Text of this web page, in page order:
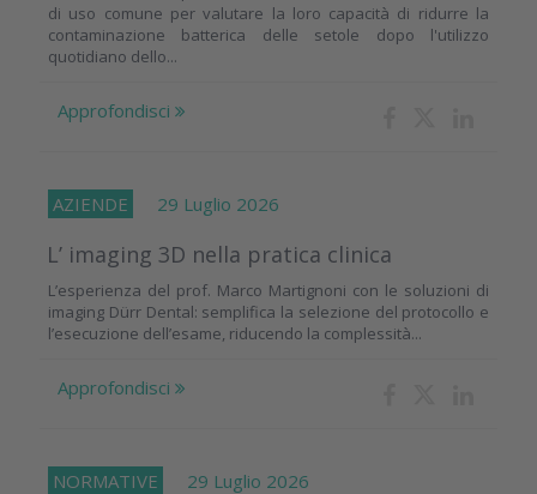
di uso comune per valutare la loro capacità di ridurre la
contaminazione batterica delle setole dopo l'utilizzo
quotidiano dello...
Approfondisci
AZIENDE 29 Luglio 2026
L’ imaging 3D nella pratica clinica
L’esperienza del prof. Marco Martignoni con le soluzioni di
imaging Dürr Dental: semplifica la selezione del protocollo e
l’esecuzione dell’esame, riducendo la complessità...
Approfondisci
NORMATIVE 29 Luglio 2026